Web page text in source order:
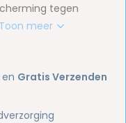
tegen
Toon meer
Gratis Verzenden